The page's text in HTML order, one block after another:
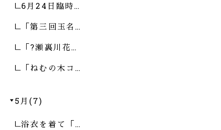
6月24日臨時…
「第三回玉名…
「?瀬裏川花…
「ねむの木コ…
5月(7)
浴衣を着て「…